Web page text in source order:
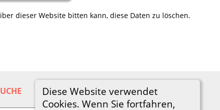
Diese Website verwendet
Cookies. Wenn Sie fortfahren,
dieser Website bitten kann, diese Daten zu löschen.